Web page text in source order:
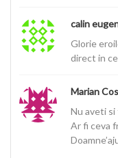
calin
Glorie
direct in
Marian
Nu aveti si
Ar fi ceva